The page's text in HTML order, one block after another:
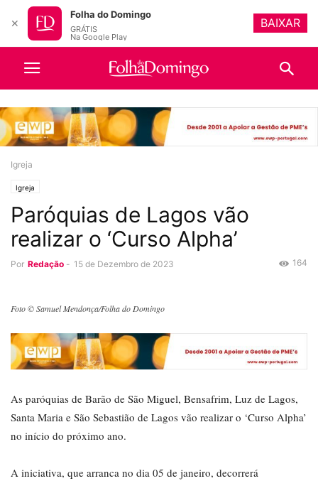
Igreja
Igreja
Paróquias de Lagos vão
realizar o ‘Curso Alpha’
Por Redação - 15 de Dezembro de 2023 164
Foto © Samuel Mendonça/Folha do Domingo
As paróquias de Barão de São Miguel, Bensafrim, Luz de Lagos,
Santa Maria e São Sebastião de Lagos vão realizar o ‘Curso Alpha’
no início do próximo ano.
A iniciativa, que arranca no dia 05 de janeiro, decorrerá
✕
Folha do Domingo
GRÁTIS
Na Google Play
BAIXAR